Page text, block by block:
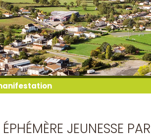
JEUNESSE